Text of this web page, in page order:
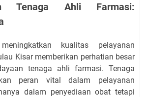
Tenaga Ahli Farmasi:
kualitas pelayanan
Kisar memberikan perhatian besar
tenaga ahli farmasi. Tenaga
peran vital dalam pelayanan
dalam penyediaan obat tetapi